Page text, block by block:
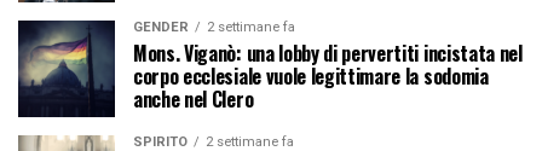
GENDER 2 settimane fa
Mons. Viganò: una lobby di pervertiti incistata nel
corpo ecclesiale vuole legittimare la sodomia
anche nel Clero
SPIRITO 2 settimane fa